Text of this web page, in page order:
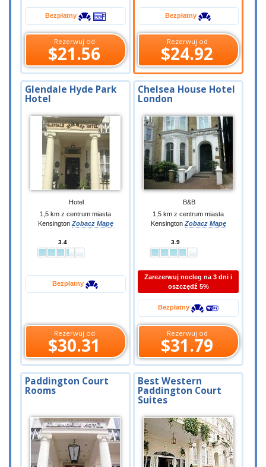
Bezpłatny
Rezerwuj od
$21.56
Bezpłatny
Rezerwuj od
$24.92
Glendale Hyde Park
Hotel
Hotel
1,5 km z centrum miasta
Kensington Zobacz Mapę
3.4
Bezpłatny
Rezerwuj od
$30.31
Chelsea House Hotel
London
B&B
1,5 km z centrum miasta
Kensington Zobacz Mapę
3.9
Zarezerwuj nocleg na 3 dni i
oszczędź 5%
Bezpłatny
Rezerwuj od
$31.79
Paddington Court
Rooms
Best Western
Paddington Court
Suites